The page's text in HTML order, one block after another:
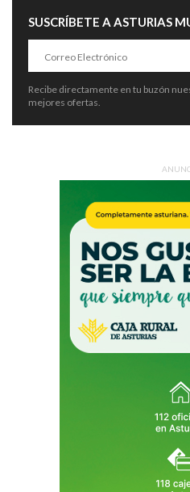
SUSCRÍBETE A ASTURIAS
Recibe directamente en tu buzón
mejores ofertas.